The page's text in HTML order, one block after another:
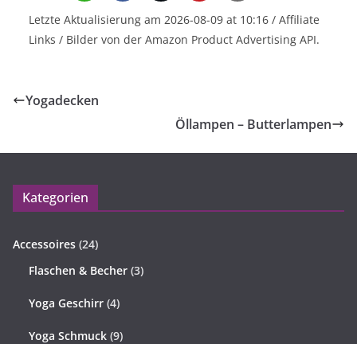
Letzte Aktualisierung am 2026-08-09 at 10:16 / Affiliate
Links / Bilder von der Amazon Product Advertising API.
Yogadecken
Öllampen – Butterlampen
Kategorien
Accessoires (24)
Flaschen & Becher (3)
Yoga Geschirr (4)
Yoga Schmuck (9)